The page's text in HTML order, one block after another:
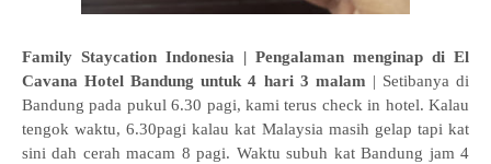
Family Staycation Indonesia | Pengalaman menginap di El
Cavana Hotel Bandung untuk 4 hari 3 malam | Setibanya di
Bandung pada pukul 6.30 pagi, kami terus check in hotel. Kalau
tengok waktu, 6.30pagi kalau kat Malaysia masih gelap tapi kat
sini dah cerah macam 8 pagi. Waktu subuh kat Bandung jam 4